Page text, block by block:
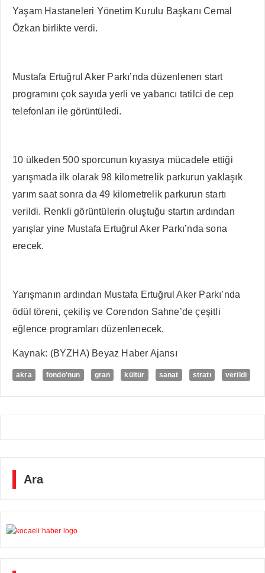
Yaşam Hastaneleri Yönetim Kurulu Başkanı Cemal
Özkan birlikte verdi.
Mustafa Ertuğrul Aker Parkı’nda düzenlenen start
programını çok sayıda yerli ve yabancı tatilci de cep
telefonları ile görüntüledi.
10 ülkeden 500 sporcunun kıyasıya mücadele ettiği
yarışmada ilk olarak 98 kilometrelik parkurun yaklaşık
yarım saat sonra da 49 kilometrelik parkurun startı
verildi. Renkli görüntülerin oluştuğu startın ardından
yarışlar yine Mustafa Ertuğrul Aker Parkı’nda sona
erecek.
Yarışmanın ardından Mustafa Ertuğrul Aker Parkı’nda
ödül töreni, çekiliş ve Corendon Sahne’de çeşitli
eğlence programları düzenlenecek.
Kaynak: (BYZHA) Beyaz Haber Ajansı
akra fondo'nun gran kültür sanat stratı verildi
Ara